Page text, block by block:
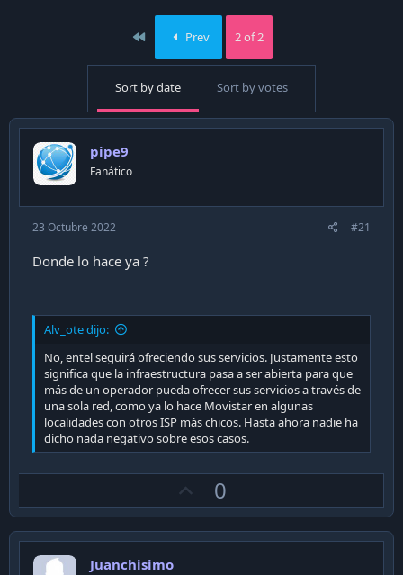
First Prev 2 of 2
Sort by date Sort by votes
pipe9
Fanático
23 Octubre 2022 #21
Donde lo hace ya ?
Alv_ote dijo:
No, entel seguirá ofreciendo sus servicios. Justamente esto
significa que la infraestructura pasa a ser abierta para que
más de un operador pueda ofrecer sus servicios a través de
una sola red, como ya lo hace Movistar en algunas
localidades con otros ISP más chicos. Hasta ahora nadie ha
dicho nada negativo sobre esos casos.
p
v
0
Juanchisimo